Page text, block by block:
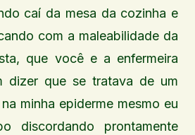
caí da mesa da cozinha e
com a maleabilidade da
que você e a enfermeira
dizer que se tratava de um
minha epiderme mesmo eu
discordando prontamente